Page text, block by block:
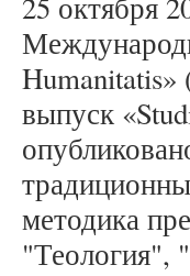
25 октября
выпуск
методика
"Теология",